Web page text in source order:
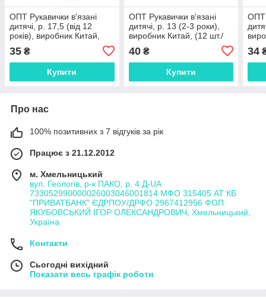
ОПТ Рукавички в'язані
дитячі, р. 17,5 (від 12
років), виробник Китай,
35 ₴
Купити
ОПТ Рукавички в'язані
дитячі, р. 13 (2-3 роки),
виробник Китай, (12 шт./
40₴
Купити
ОПТ
34
Про нас
100% позитивних з 7 відгуків за рік
Працює з 21.12.2012
м. Хмельницький
вул. Геологів, р-к ПАКО, р. 4 Д-UA
733052990000026003046001814 МФО 315405 АТ КБ
"ПРИВАТБАНК" ЄДРПОУ/ДРФО 2967412956 ФОП
ЯКУБОВСЬКИЙ ІГОР ОЛЕКСАНДРОВИЧ, Хмельницький,
Україна
Контакти
Сьогодні вихідний
Показати весь графік роботи